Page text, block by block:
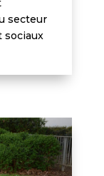
secteur
sociaux